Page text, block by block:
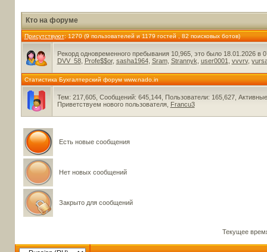
Кто на форуме
Присутствуют: 1270 (9 пользователей и 1179 гостей , 82 поисковых ботов)
Рекорд одновременного пребывания 10,965, это было 18.01.2026 в
DVV_58, Profe$$or, sasha1964, Sram, Strannyk user0001 vvvrv,
Статистика Бухгалтерский форум www.nado.in
Тем: 217,605, Сообщений: 645,144, Пользователи: 165,627,
Приветствуем нового пользователя, Francu3
Есть новые сообщения
Нет новых сообщений
Закрыто для сообщений
Текущее